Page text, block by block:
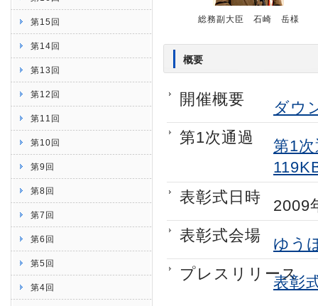
第15回
第14回
第13回
第12回
第11回
第10回
第9回
第8回
第7回
第6回
第5回
第4回
総務副大臣 石崎 岳様
概要
開催概要
ダウ
第1次通過
第1
表彰式日時
2009
表彰式会場
ゆう
プレスリリース
表彰